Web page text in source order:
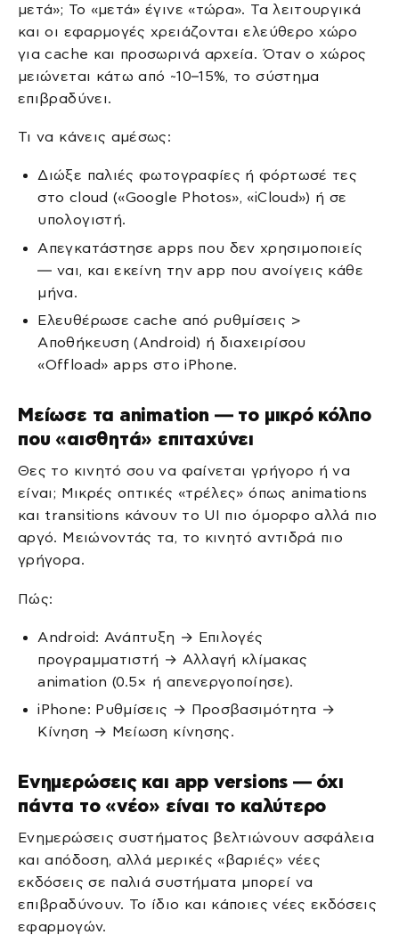
μετά»; Το «μετά» έγινε «τώρα». Τα λειτουργικά
και οι εφαρμογές χρειάζονται ελεύθερο χώρο
για cache και προσωρινά αρχεία. Όταν ο χώρος
μειώνεται κάτω από ~10–15%, το σύστημα
επιβραδύνει.
Τι να κάνεις αμέσως:
Διώξε παλιές φωτογραφίες ή φόρτωσέ τες
στο cloud («Google Photos», «iCloud») ή σε
υπολογιστή.
Απεγκατάστησε apps που δεν χρησιμοποιείς
— ναι, και εκείνη την app που ανοίγεις κάθε
μήνα.
Ελευθέρωσε cache από ρυθμίσεις >
Αποθήκευση (Android) ή διαχειρίσου
«Offload» apps στο iPhone.
Μείωσε τα animation — το μικρό κόλπο
που «αισθητά» επιταχύνει
Θες το κινητό σου να φαίνεται γρήγορο ή να
είναι; Μικρές οπτικές «τρέλες» όπως animations
και transitions κάνουν το UI πιο όμορφο αλλά πιο
αργό. Μειώνοντάς τα, το κινητό αντιδρά πιο
γρήγορα.
Πώς:
Android: Ανάπτυξη → Επιλογές
προγραμματιστή → Αλλαγή κλίμακας
animation (0.5× ή απενεργοποίησε).
iPhone: Ρυθμίσεις → Προσβασιμότητα →
Κίνηση → Μείωση κίνησης.
Ενημερώσεις και app versions — όχι
πάντα το «νέο» είναι το καλύτερο
Ενημερώσεις συστήματος βελτιώνουν ασφάλεια
και απόδοση, αλλά μερικές «βαριές» νέες
εκδόσεις σε παλιά συστήματα μπορεί να
επιβραδύνουν. Το ίδιο και κάποιες νέες εκδόσεις
εφαρμογών.